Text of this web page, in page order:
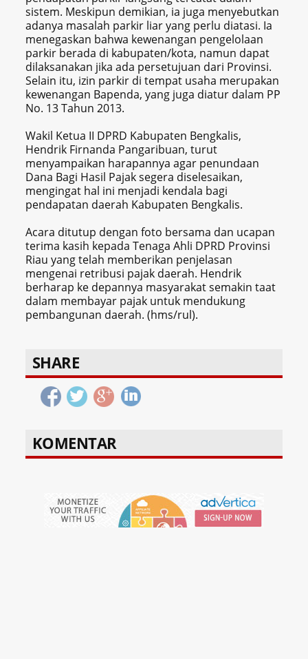
sistem. Meskipun demikian, ia juga menyebutkan
adanya masalah parkir liar yang perlu diatasi. Ia
menegaskan bahwa kewenangan pengelolaan
parkir berada di kabupaten/kota, namun dapat
dilaksanakan jika ada persetujuan dari Provinsi.
Selain itu, izin parkir di tempat usaha merupakan
kewenangan Bapenda, yang juga diatur dalam PP
No. 13 Tahun 2013.
Wakil Ketua II DPRD Kabupaten Bengkalis,
Hendrik Firnanda Pangaribuan, turut
menyampaikan harapannya agar penundaan
Dana Bagi Hasil Pajak segera diselesaikan,
mengingat hal ini menjadi kendala bagi
pendapatan daerah Kabupaten Bengkalis.
Acara ditutup dengan foto bersama dan ucapan
terima kasih kepada Tenaga Ahli DPRD Provinsi
Riau yang telah memberikan penjelasan
mengenai retribusi pajak daerah. Hendrik
berharap ke depannya masyarakat semakin taat
dalam membayar pajak untuk mendukung
pembangunan daerah. (hms/rul).
SHARE
KOMENTAR